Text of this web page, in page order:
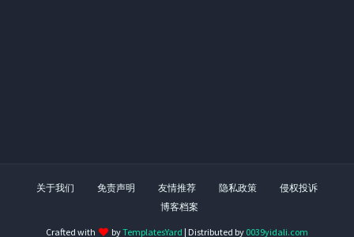
关于我们 免责声明 友情推荐 隐私政策
侵权投诉
博客档案
Crafted with byTemplatesYard | Distributed by 0039yidali.com